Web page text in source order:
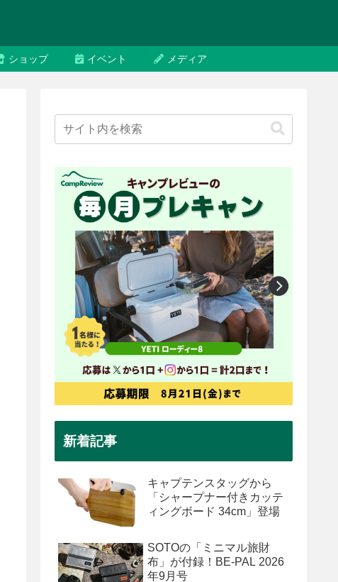
ショップ イベント メディア
新着記事
キャプテンスタッグから
「シャープナー付きカッテ
ィングボード 34cm」登場
SOTOの「ミニマル旅財
布」が付録！BE-PAL 2026
年9月号